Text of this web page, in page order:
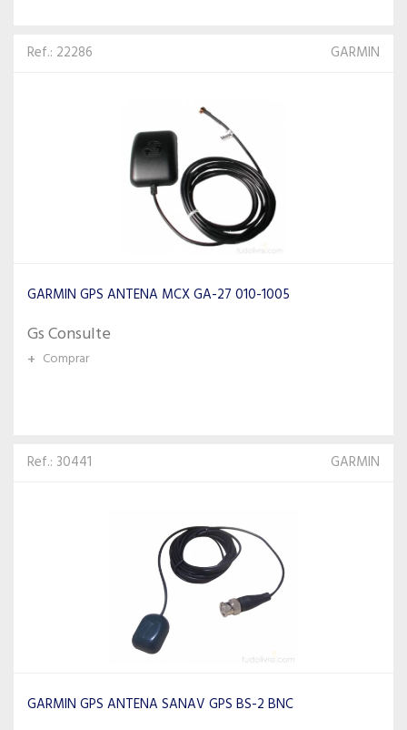
Ref.: 22286 GARMIN
GARMIN GPS ANTENA MCX GA-27 010-1005
Gs Consulte
+ Comprar
Ref.: 30441 GARMIN
GARMIN GPS ANTENA SANAV GPS BS-2 BNC